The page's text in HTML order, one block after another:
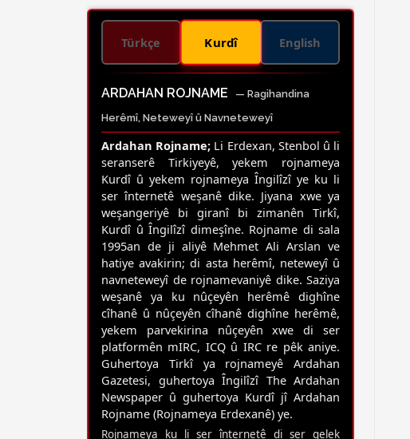
Türkçe Kurdî English
ARDAHAN ROJNAME
— Ragihandina
Herêmî, Neteweyî û Navneteweyî
Ardahan Rojname; Li Erdexan, Stenbol û li
seranserê Tirkiyeyê, yekem rojnameya
Kurdî û yekem rojnameya Îngilîzî ye ku li
ser înternetê weşanê dike. Jiyana xwe ya
weşangeriyê bi giranî bi zimanên Tirkî,
Kurdî û Îngilîzî dimeşîne. Rojname di sala
1995an de ji aliyê Mehmet Ali Arslan ve
hatiye avakirin; di asta herêmî, neteweyî û
navneteweyî de rojnamevaniyê dike. Saziya
weşanê ya ku nûçeyên herêmê dighîne
cîhanê û nûçeyên cîhanê dighîne herêmê,
yekem parvekirina nûçeyên xwe di ser
platformên mIRC, ICQ û IRC re pêk aniye.
Guhertoya Tirkî ya rojnameyê Ardahan
Gazetesi, guhertoya Îngilîzî The Ardahan
Newspaper û guhertoya Kurdî jî Ardahan
Rojname (Rojnameya Erdexanê) ye.
Rojnameya ku li ser înternetê di ser gelek